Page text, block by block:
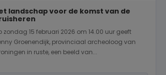
landschap voor de komst van de
zondag 15 februari 2026 om 14.00 uur geeft
Groenendijk, provinciaal archeoloog van
in ruste, een beeld van...